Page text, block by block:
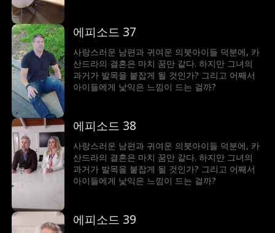
에피소드 37
사랑스러운 남편과 귀여운 의붓아이들 덕분에, 카
산드라의 결혼은 마치 꿈만 같다. 하지만 그녀의
과거가 발목을 붙잡게 될 것인가? 그리고 어째서
아이들에게 낯익은 느낌이 드는 걸까?
에피소드 38
사랑스러운 남편과 귀여운 의붓아이들 덕분에, 카
산드라의 결혼은 마치 꿈만 같다. 하지만 그녀의
과거가 발목을 붙잡게 될 것인가? 그리고 어째서
아이들에게 낯익은 느낌이 드는 걸까?
에피소드 39